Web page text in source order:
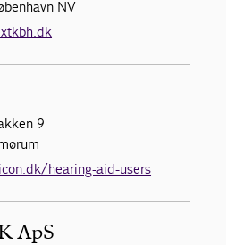
NV
9
hearing-aid-users
ApS